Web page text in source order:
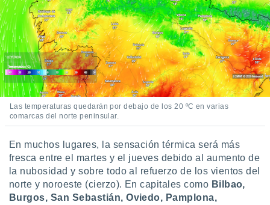
Las temperaturas quedarán por debajo de los 20 ºC en varias
comarcas del norte peninsular.
En muchos lugares,
la sensación térmica será más
fresca entre el martes y el jueves debido al aumento de
la nubosidad y sobre todo al refuerzo de los vientos del
norte y noroeste (cierzo). En capitales como Bilbao,
Burgos, San Sebastián, Oviedo, Pamplona,